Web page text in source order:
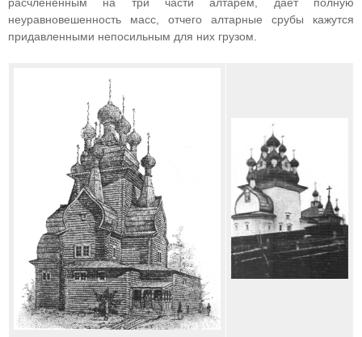
неуравновешенность масс, отчего алтарные срубы кажутся
придавленными непосильным для них грузом.